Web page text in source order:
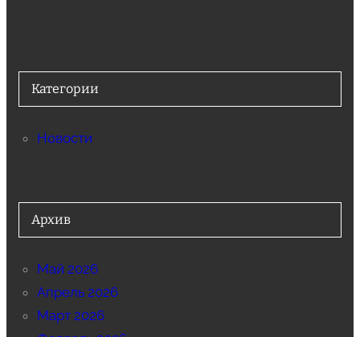
Категории
Новости
Архив
Май 2026
Апрель 2026
Март 2026